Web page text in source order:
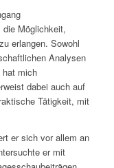
Möglichkeit,
erlangen. Sowohl
Analysen
hat mich
dabei auch auf
Tätigkeit, mit
er sich vor allem an
er mit